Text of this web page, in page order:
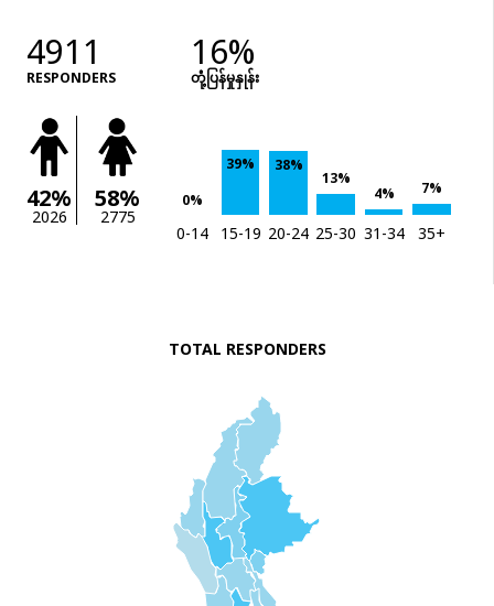
4911
RESPONDERS
16%
တုံံ့ပြန်မှုနှုန်း
42%
2026
58%
2775
0%
39% 38%
13%
4%
7%
0-14 15-19 20-24 25-30 31-34 35+
TOTAL RESPONDERS